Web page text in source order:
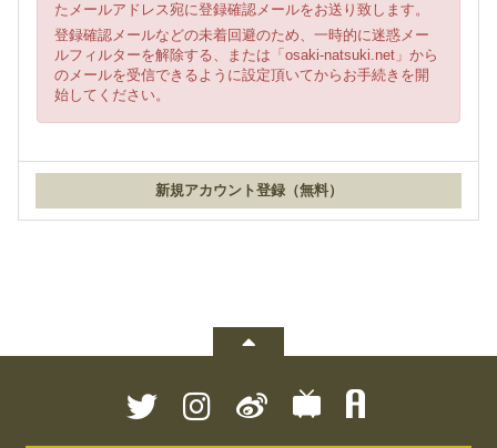
たメールアドレス宛に登録確認メールをお送り致します。
登録確認メールなどの未着回避のため、一時的に迷惑メー
ルフィルターを解除する、または「osaki-natsuki.net」から
のメールを受信できるように設定頂いてからお手続きを開
始してください。